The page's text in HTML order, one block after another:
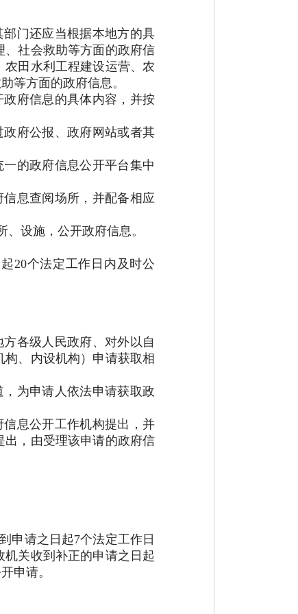
门还应当根据本地方的具
社会救助等方面的政府信
田水利工程建设运营、农
等方面的政府信息。
府信息的具体内容，并按
府公报、政府网站或者其
的政府信息公开平台集中
息查阅场所，并配备相应
设施，公开政府信息。
20个法定工作日内及时公
各级人民政府、对外以自
、内设机构）申请获取相
为申请人依法申请获取政
息公开工作机构提出，并
，由受理该申请的政府信
申请之日起7个法定工作日
关收到补正的申请之日起
申请。